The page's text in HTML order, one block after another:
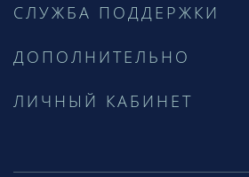
СЛУЖБА ПОДДЕРЖКИ
ДОПОЛНИТЕЛЬНО
ЛИЧНЫЙ КАБИНЕТ